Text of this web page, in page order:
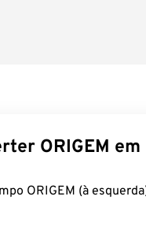
ORIGEM em
ORIGEM (à